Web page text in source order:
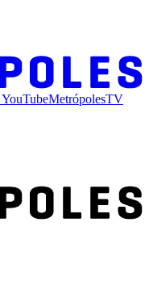
YouTubeMetrópolesTV